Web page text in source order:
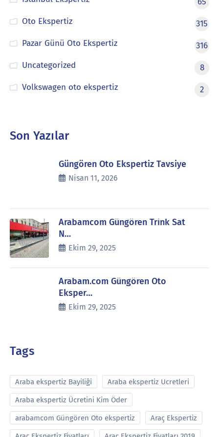
Oto Ekspertiz
315
Pazar Günü Oto Ekspertiz
316
Uncategorized
8
Volkswagen oto ekspertiz
2
Son Yazılar
Güngören Oto Ekspertiz Tavsiye
Nisan 11, 2026
Arabamcom Güngören Trink Sat
N…
Ekim 29, 2025
Arabam.com Güngören Oto
Eksper…
Ekim 29, 2025
Tags
Araba ekspertiz Bayiliği Araba ekspertiz Ucretleri
Araba ekspertiz Ücretini Kim Öder
arabamcom Güngören Oto ekspertiz Araç Ekspertiz